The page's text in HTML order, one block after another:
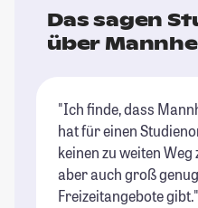
Das sagen
über
"Ich finde, dass
hat für einen
keinen zu weiten
aber auch groß
Freizeitangebote gibt."